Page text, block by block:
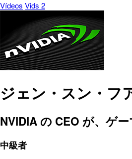
Vídeos Vids 2
ジェン・スン・
NVIDIA の CEO が、ゲ
中級者